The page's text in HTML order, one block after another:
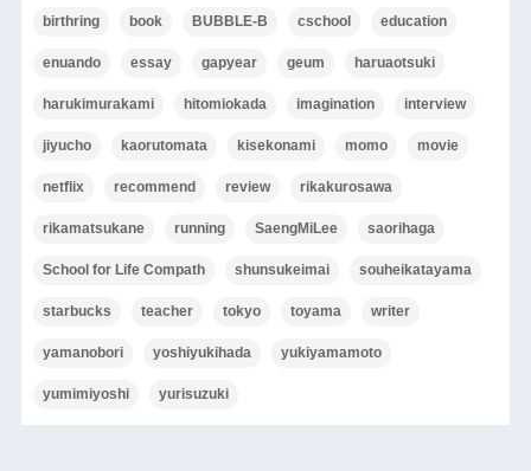
birthring book BUBBLE-B cschool education
enuando essay gapyear geum haruaotsuki
harukimurakami hitomiokada imagination interview
jiyucho kaorutomata kisekonami momo movie
netflix recommend review rikakurosawa
rikamatsukane running SaengMiLee saorihaga
School for Life Compath shunsukeimai souheikatayama
starbucks teacher tokyo toyama writer
yamanobori yoshiyukihada yukiyamamoto
yumimiyoshi yurisuzuki